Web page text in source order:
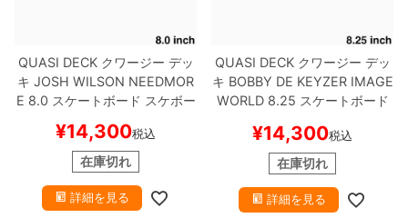
QUASI DECKクワージー デッ
キ JOSH WILSON NEEDMOR
E 8.0 スケートボード スケボー
¥14,300税込
在庫切れ
詳細を見る
QUASI DECKクワージー デッ
キ BOBBY DE KEYZERIMAGE
WORLD 8.25 スケートボード
¥14,300税込
在庫切れ
詳細を見る